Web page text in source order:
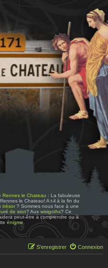
Rennes le Chateau : La fabuleuse
le Chateau! A t-il à la fin du
trésor? Sommes nous face à une
de sion? Aux wisigoths? Ce
peut-être à comprendre ou à
énigme
Connexion
S’enregistrer